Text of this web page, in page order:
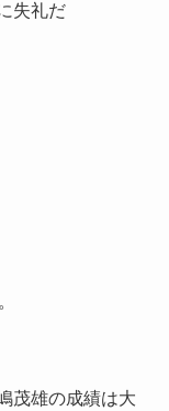
失礼だ
茂雄の成績は大